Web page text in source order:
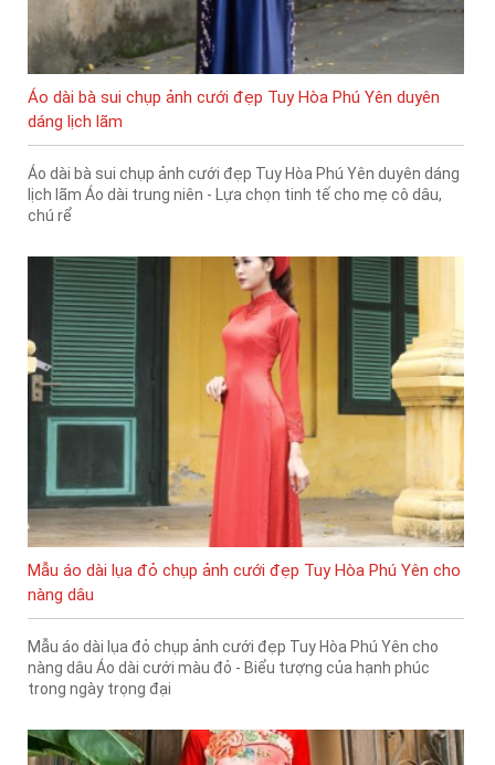
Áo dài bà sui chụp ảnh cưới đẹp Tuy Hòa Phú Yên duyên
dáng lịch lãm
Áo dài bà sui chụp ảnh cưới đẹp Tuy Hòa Phú Yên duyên dáng
lịch lãm Áo dài trung niên - Lựa chọn tinh tế cho mẹ cô dâu,
chú rể
Mẫu áo dài lụa đỏ chụp ảnh cưới đẹp Tuy Hòa Phú Yên cho
nàng dâu
Mẫu áo dài lụa đỏ chụp ảnh cưới đẹp Tuy Hòa Phú Yên cho
nàng dâu Áo dài cưới màu đỏ - Biểu tượng của hạnh phúc
trong ngày trọng đại